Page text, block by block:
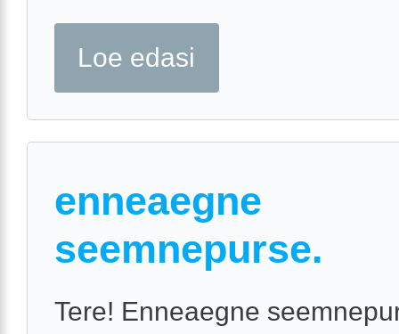
Loe edasi
enneaegne
seemnepurse.
Tere! Enneaegne